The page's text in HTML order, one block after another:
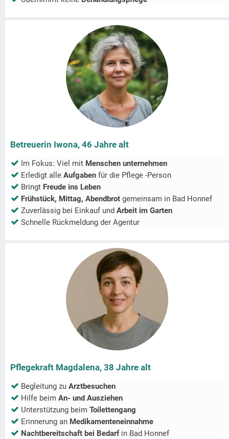
Betreuerin Iwona, 46 Jahre alt
Im Fokus: Viel mit Menschen unternehmen
Erledigt alle Aufgaben für die Pflege -Person
Bringt Freude ins Leben
Frühstück, Mittag, Abendbrot gemeinsam in Bad Honnef
Zuverlässig bei Einkauf und Arbeit im Garten
Schnelle Rückmeldung der Agentur
Pflegekraft Magdalena, 38 Jahre alt
Begleitung zu Arztbesuchen
Hilfe beim An- und Ausziehen
Unterstützung beim Toilettengang
Erinnerung an Medikamenteneinnahme
Nachtbereitschaft bei Bedarfin Bad Honnef